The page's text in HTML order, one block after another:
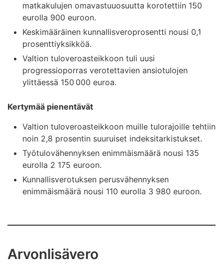
matkakulujen omavastuuosuutta korotettiin 150
eurolla 900 euroon.
Keskimääräinen kunnallisveroprosentti nousi 0,1
prosenttiyksikköä.
Valtion tuloveroasteikkoon tuli uusi
progressioporras verotettavien ansiotulojen
ylittäessä 150 000 euroa.
Kertymää pienentävät
Valtion tuloveroasteikkoon muille tulorajoille tehtiin
noin 2,8 prosentin suuruiset indeksitarkistukset.
Työtulovähennyksen enimmäismäärä nousi 135
eurolla 2 175 euroon.
Kunnallisverotuksen perusvähennyksen
enimmäismäärä nousi 110 eurolla 3 980 euroon.
Arvonlisävero